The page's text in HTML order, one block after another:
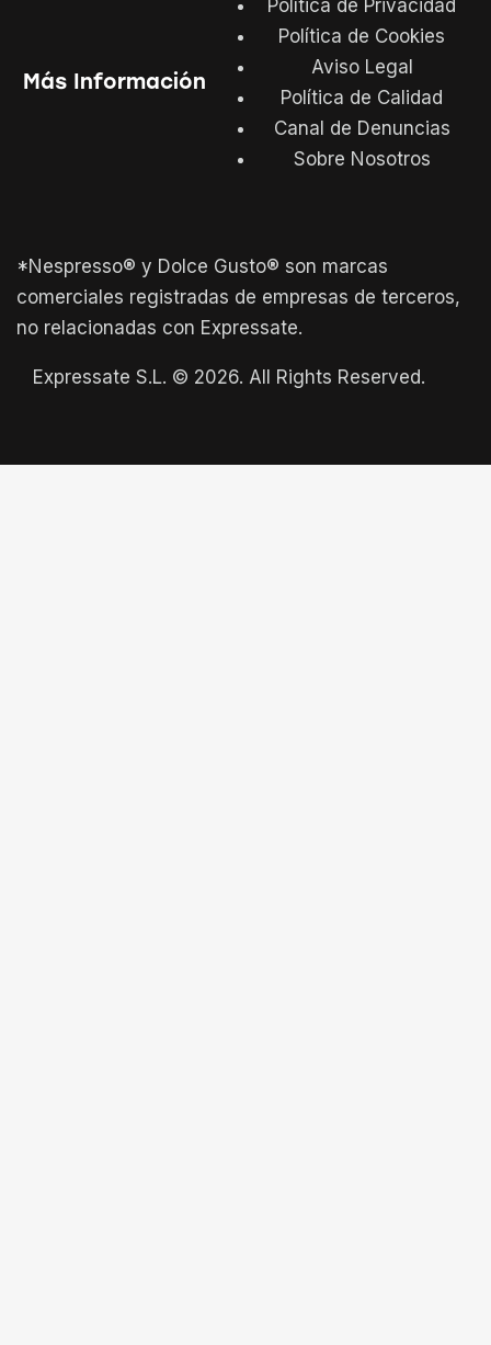
Más Información
Política de Privacidad
Política de Cookies
Aviso Legal
Política de Calidad
Canal de Denuncias
Sobre Nosotros
*Nespresso® y Dolce Gusto® son marcas
comerciales registradas de empresas de terceros,
no relacionadas con Expressate.
Expressate S.L. © 2026. All Rights Reserved.